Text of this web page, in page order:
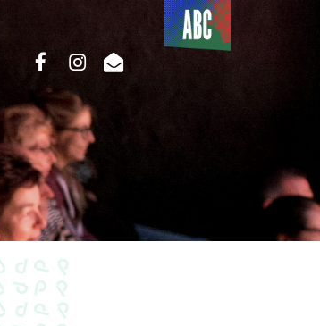
Du côté
de l’ABC
facebookinstagram
email